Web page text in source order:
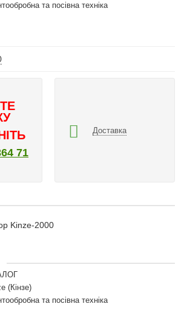
та посівна техніка
71
Доставка
Kinze-2000
(Кінзе)
та посівна техніка